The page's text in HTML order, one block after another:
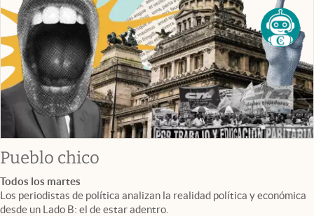
Pueblo chico
Todos los martes
Los periodistas de política analizan la realidad política y económica
desde un Lado B: el de estar adentro.